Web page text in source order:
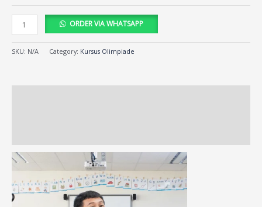
ORDER VIA WHATSAPP
SKU: N/A Category: Kursus Olimpiade